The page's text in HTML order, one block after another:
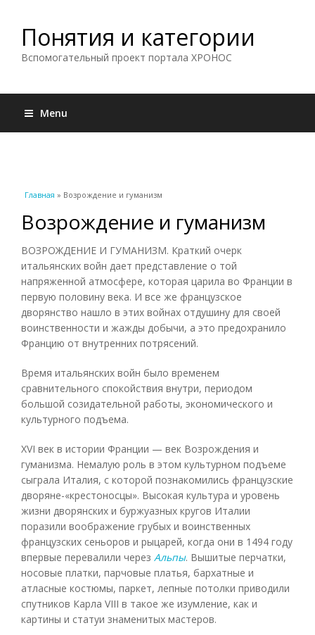
Понятия и категории
Вспомогательный проект портала ХРОНОС
Menu
Вы здесь
Главная » Возрождение и гуманизм
Возрождение и гуманизм
ВОЗРОЖДЕНИЕ И ГУМАНИЗМ. Краткий очерк
итальянских войн дает представление о той
напряженной атмосфере, которая царила во Франции в
первую половину века. И все же французское
дворянство нашло в этих войнах отдушину для своей
воинственности и жажды добычи, а это предохранило
Францию от внутренних потрясений.
Время итальянских войн было временем
сравнительного спокойствия внутри, периодом
большой созидательной работы, экономического и
культурного подъема.
XVI век в истории Франции — век Возрождения и
гуманизма. Немалую роль в этом культурном подъеме
сыграла Италия, с которой познакомились французские
дворяне-«крестоносцы». Высокая культура и уровень
жизни дворянских и буржуазных кругов Италии
поразили воображение грубых и воинственных
французских сеньоров и рыцарей, когда они в 1494 году
впервые перевалили через Альпы. Вышитые перчатки,
носовые платки, парчовые платья, бархатные и
атласные костюмы, паркет, лепные потолки приводили
спутников Карла VIII в такое же изумление, как и
картины и статуи знаменитых мастеров.